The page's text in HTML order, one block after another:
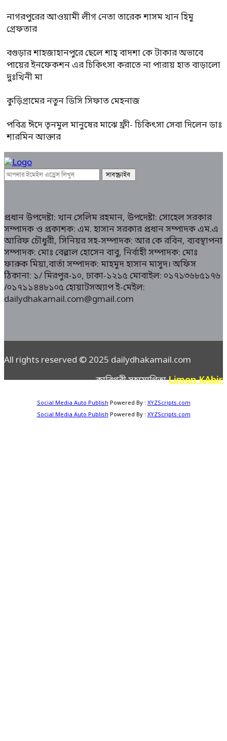
নাগরপুরের আওয়ামী লীগ নেতা তারেক শাসম খান হিমু
গ্রেফতার
বগুড়ার শাহজাহানপুরে ছেলে শাহ্ বাদশা কে টাকার অভাবে
পায়ের ইনফেকশন এর চিকিৎসা করাতে না পারায় হাত বাড়ালো
দুঃখিনী মা
কুড়িগ্রামের নতুন ডিসি সিফাত মেহনাজ
পবিত্র ঈদে তৃনমুল মানুষের মাঝে ফ্রী- চিকিৎসা সেবা দিলেন ডাঃ
শারমিন আক্তার
প্রধান উপদেষ্টা: খান সেলিম রহমান, উপদেষ্টা: সোহেল সরকার
সম্পাদক ও প্রকাশক: এম. হাসান সরকার প্রধান সম্পাদক এম.এ
আরিফ চৌধুরী, সিনিয়র সহ-সম্পাদক: আর কে রবিন, ব্যবস্থাপনা
সম্পাদক: মোঃ বেল্লাল হোসেন বাবু, নির্বাহী সম্পাদক: মোঃ
ফারুক মিয়া,বার্তা সম্পাদক: মাহমুদ হাসান মাসুদ। অফিস
ঠিকানা: ১/ মিরপুর-১০, ঢাকা-১২১৫ মোবাইল: ০১৭১৩৬৮৫১৭৬
/০১৭১১৪৪৮১০৫ হোয়াটসঅ্যাপ ই-মেইল:
dailydhakamail.com@gmail.com
All rights reserved © 2025 dailydhakamail.com
কারিগরী সহযোগিতাLimon KAbir
Social Media Auto Publish Powered By : XYZScripts.com
Social Media Auto Publish Powered By : XYZScripts.com